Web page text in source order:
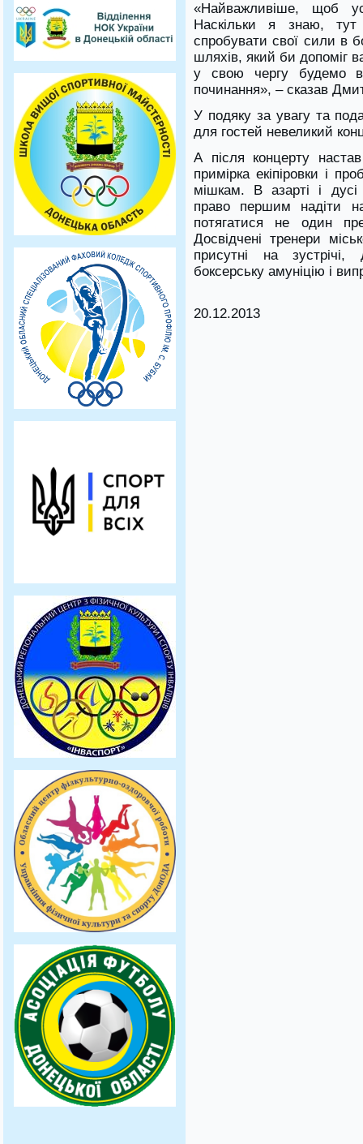
«Найважливіше, щоб
Наскільки я знаю, тут
спробувати свої сили в
шляхів, який би допоміг
у свою чергу будемо
починання», – сказав
У подяку за увагу та
для гостей невеликий
А після концерту
примірка екіпіровки і
мішкам. В азарті і
право першим надіти
потягатися не один
Досвідчені тренери
присутні на
боксерську амуніцію і
20.12.2013